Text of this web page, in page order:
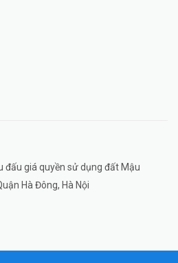
đấu giá quyền sử dụng đất Mậu
Hà Đông, Hà Nội